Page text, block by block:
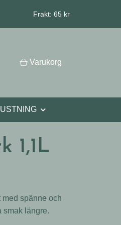
Frakt: 65 kr
Varukorg
1,1L
med spänne och
smak längre.